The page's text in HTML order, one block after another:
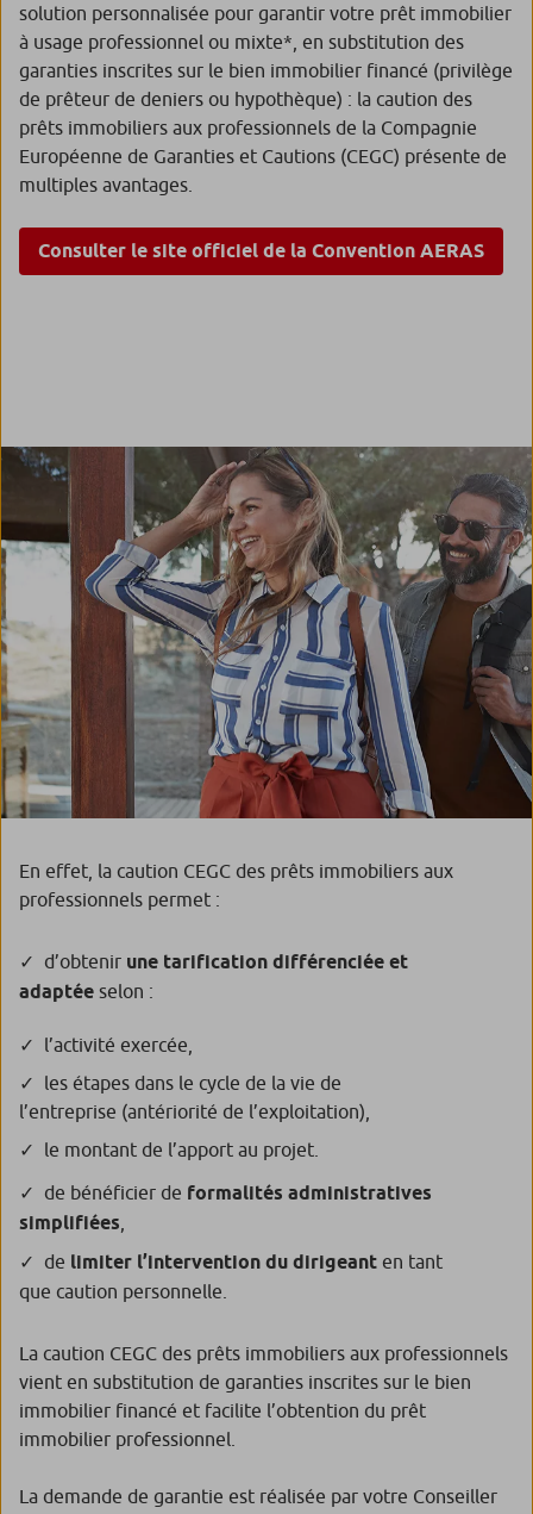
solution personnalisée pour garantir votre prêt immobilier
à usage professionnel ou mixte*, en substitution des
garanties inscrites sur le bien immobilier financé (privilège
de prêteur de deniers ou hypothèque) : la caution des
prêts immobiliers aux professionnels de la Compagnie
Européenne de Garanties et Cautions (CEGC) présente de
multiples avantages.
Consulter le site officiel de la Convention AERAS
En effet, la caution CEGC des prêts immobiliers aux
professionnels permet :
d’obtenir une tarification différenciée et
adaptée selon :
l’activité exercée,
les étapes dans le cycle de la vie de
l’entreprise (antériorité de l’exploitation),
le montant de l’apport au projet.
de bénéficier de formalités administratives
simplifiées
de limiter l’intervention du dirigeant en tant
que caution personnelle.
La caution CEGC des prêts immobiliers aux professionnels
vient en substitution de garanties inscrites sur le bien
immobilier financé et facilite l’obtention du prêt
immobilier professionnel.
La demande de garantie est réalisée par votre Conseiller